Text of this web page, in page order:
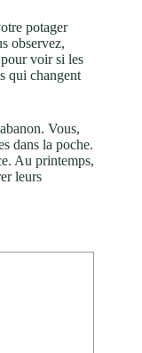
potager
observez,
voir si les
qui changent
Vous,
dans la poche.
Au printemps,
leurs